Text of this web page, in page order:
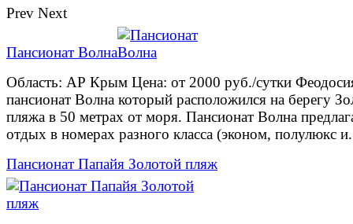
Prev Next
Пансионат Волна
Область: АР Крым Цена: от 2000 руб./сутки
пансионат Волна который расположился на берегу
пляжа в 50 метрах от моря. Пансионат Волна
отдых в номерах разного класса (эконом, полулюкс
Пансионат Папайя Золотой пляж